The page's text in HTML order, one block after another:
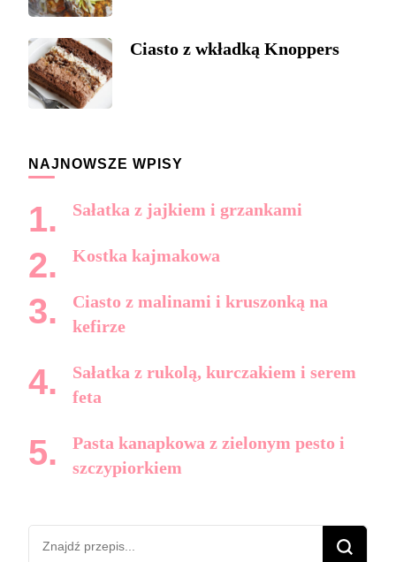
Ciasto z wkładką Knoppers
NAJNOWSZE WPISY
Sałatka z jajkiem i grzankami
Kostka kajmakowa
Ciasto z malinami i kruszonką na
kefirze
Sałatka z rukolą, kurczakiem i serem
feta
Pasta kanapkowa z zielonym pesto i
szczypiorkiem
Szukasz